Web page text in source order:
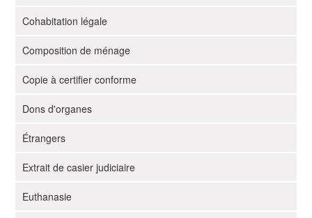
Cohabitation légale
Composition de ménage
Copie à certifier conforme
Dons d'organes
Étrangers
Extrait de casier judiciaire
Euthanasie